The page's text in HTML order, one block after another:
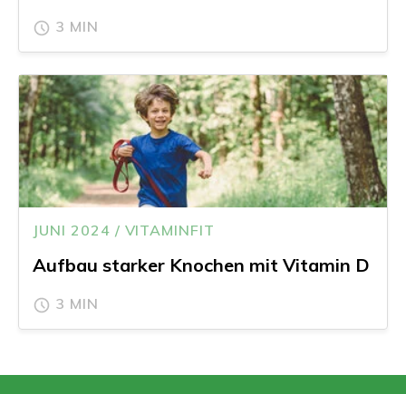
3 MIN
JUNI 2024 / VITAMINFIT
Aufbau starker Knochen mit Vitamin D
3 MIN